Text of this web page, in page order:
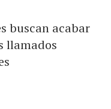
buscan acabar
llamados